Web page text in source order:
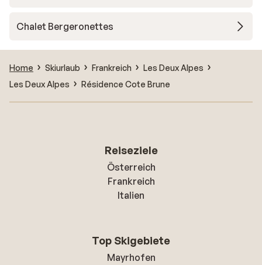
Chalet Bergeronettes
Home Skiurlaub Frankreich
Les Deux Alpes
Les Deux Alpes
Résidence Cote Brune
Reiseziele
Österreich
Frankreich
Italien
Top Skigebiete
Mayrhofen